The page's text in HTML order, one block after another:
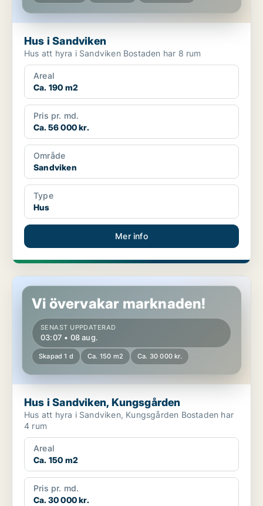
Hus i Sandviken
Hus att hyra i Sandviken Bostaden har 8 rum
Areal
Ca. 190 m2
Pris pr. md.
Ca. 56 000 kr.
Område
Sandviken
Type
Hus
Mer info
Hus i Sandviken, Kungsgården
Vi övervakar marknaden!
SENAST UPPDATERAD
03:07 • 08 aug.
Skapad 1 d Ca. 150 m2 Ca. 30 000 kr.
Hus i Sandviken, Kungsgården
Hus att hyra i Sandviken, Kungsgården Bostaden har
4 rum
Areal
Ca. 150 m2
Pris pr. md.
Ca. 30 000 kr.